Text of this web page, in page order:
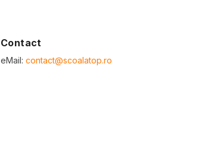
Contact
eMail: contact@scoalatop.ro